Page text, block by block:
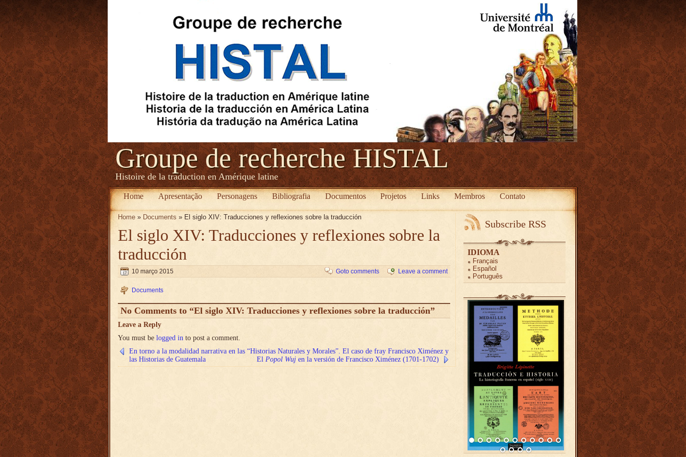
Groupe de recherche HISTAL
Histoire de la traduction en Amérique latine
Home Apresentação Personagens Bibliografia Documentos Projetos Links Membros Contato
Home » Documents » El siglo XIV: Traducciones y reflexiones sobre la traducción
El siglo XIV: Traducciones y reflexiones sobre la
traducción
10 março 2015 Goto comments Leave a comment
Documents
No Comments to “El siglo XIV: Traducciones y reflexiones sobre la traducción”
Leave a Reply
You must be logged in to post a comment.
En torno a la modalidad narrativa en las “Historias Naturales y Morales”. El caso de fray Francisco Ximénez y
las Historias de Guatemala
El Popol Wuj en la versión de Francisco Ximénez (1701-1702)
Subscribe RSS
IDIOMA
Français
Español
Português